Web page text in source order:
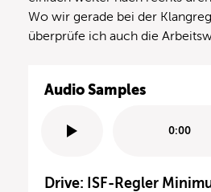
Wo wir gerade bei der
überprüfe ich auch die
Audio Samples
0:00
Drive: ISF-Regler